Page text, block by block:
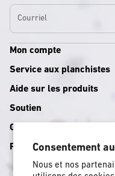
Consentement
Nous et nos
Courriel
Mon compte
Service aux planchistes
Aide sur les produits
Soutien
Guides d'équipement
Programmes